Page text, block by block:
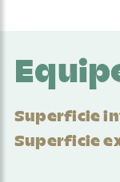
Superficie
Superficie